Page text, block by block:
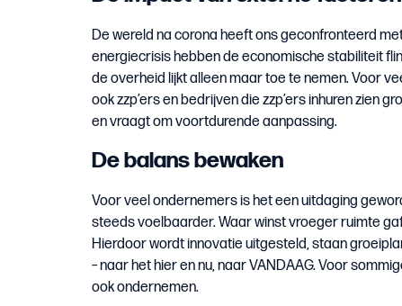
De wereld na corona heeft ons geconfronteerd
energiecrisis hebben de economische stabiliteit
de overheid lijkt alleen maar toe te nemen. Voor
ook zzp’ers en bedrijven die zzp’ers inhuren zien
en vraagt om voortdurende aanpassing.
De balans bewaken
Voor veel ondernemers is het een uitdaging
steeds voelbaarder. Waar winst vroeger ruimte
Hierdoor wordt innovatie uitgesteld, staan
– naar het hier en nu, naar VANDAAG. Voor
ook ondernemen.